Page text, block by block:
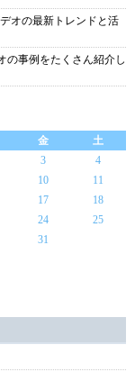
オの最新トレンドと活
の事例をたくさん紹介し
金
土
3
4
10
11
17
18
24
25
31